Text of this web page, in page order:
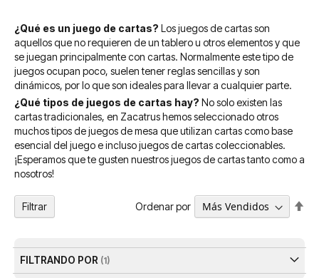
¿Qué es un juego de cartas? Los juegos de cartas son
aquellos que no requieren de un tablero u otros elementos y que
se juegan principalmente con cartas. Normalmente este tipo de
juegos ocupan poco, suelen tener reglas sencillas y son
dinámicos, por lo que son ideales para llevar a cualquier parte.
¿Qué tipos de juegos de cartas hay? No solo existen las
cartas tradicionales, en Zacatrus hemos seleccionado otros
muchos tipos de juegos de mesa que utilizan cartas como base
esencial del juego e incluso juegos de cartas coleccionables.
¡Esperamos que te gusten nuestros juegos de cartas tanto como a
nosotros!
Ordenar por
Filtrar
FILTRANDO POR